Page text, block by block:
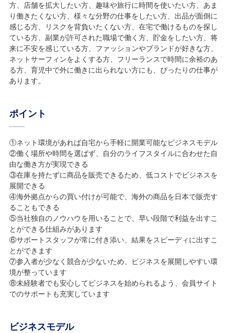
方、店舗を拡大したい方、趣味や旅行に時間を使いたい方、あま
り働きたくない方、様々な分野の仕事をしたい方、出品が面倒に
感じる方、リスクを背負いたくない方、在宅で働けるものを探し
ている方、副業が許可された職場で働く方、貯金をしたい方、将
来に不安を感じている方、ファッションやブランドが好きな方、
ネットサーフィンをよくする方、フリーランスで時間に余裕のあ
る方、育児中で外に働きに出られない方にも、ぴったりの仕事が
あります。
ポイント
①ネット環境があれば自宅から手軽に開業可能なビジネスモデル
②働く場所や時間を選ばず、自分のライフスタイルに合わせた自
由な働き方が実現できる
③在庫を持たずに商品を販売できるため、低コストでビジネスを
展開できる
④海外拠点からの買い付けが可能で、海外の商品を日本で販売す
ることもできる
⑤当社独自のノウハウを用いることで、早い段階で利益を出すこ
とができる仕組みがあります
⑥サポートスタッフが常に付き添い、結果をスピーディに出すこ
とができます
⑦参入者が少なく競合が少ないため、ビジネスを展開しやすい環
境が整っています
⑧未経験者でも安心してビジネスを始められるよう、会員サイト
でのサポートも充実しています
ビジネスモデル